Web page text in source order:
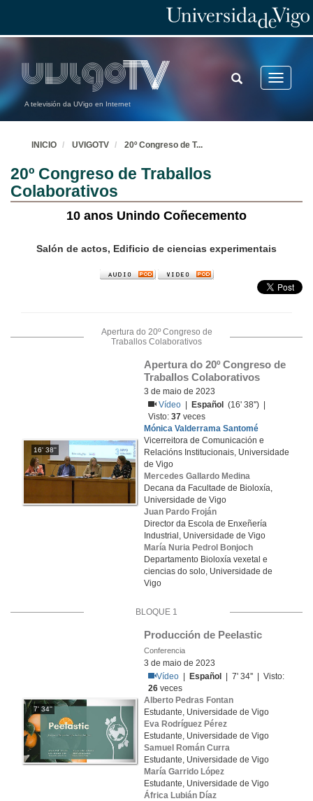
A televisión da UVigo en Internet
Toggle
TOGGLE
SEARCH
INICIO UVIGOTV 20º Congreso de T...
20º Congreso de Traballos
Colaborativos
10 anos Unindo Coñecemento
Salón de actos, Edificio de ciencias experimentais
Apertura do 20º Congreso de
Traballos Colaborativos
16' 38''
Apertura do 20º Congreso de
Traballos Colaborativos
3 de maio de 2023
Vídeo
Español
(16' 38'') |
Visto:37 veces
Mónica Valderrama Santomé
Vicerreitora de Comunicación e
Relacións Institucionais, Universidade
de Vigo
Mercedes Gallardo Medina
Decana da Facultade de Bioloxía,
Universidade de Vigo
Juan Pardo Froján
Director da Escola de Enxeñería
Industrial, Universidade de Vigo
María Nuria Pedrol Bonjoch
Departamento Bioloxía vexetal e
ciencias do solo, Universidade de
Vigo
BLOQUE 1
7' 34''
Producción de Peelastic
Conferencia
3 de maio de 2023
Vídeo
Español
| 7' 34'' | Visto:
26 veces
Alberto Pedras Fontan
Estudante, Universidade de Vigo
Eva Rodríguez Pérez
Estudante, Universidade de Vigo
Samuel Román Curra
Estudante, Universidade de Vigo
María Garrido López
Estudante, Universidade de Vigo
África Lubián Díaz